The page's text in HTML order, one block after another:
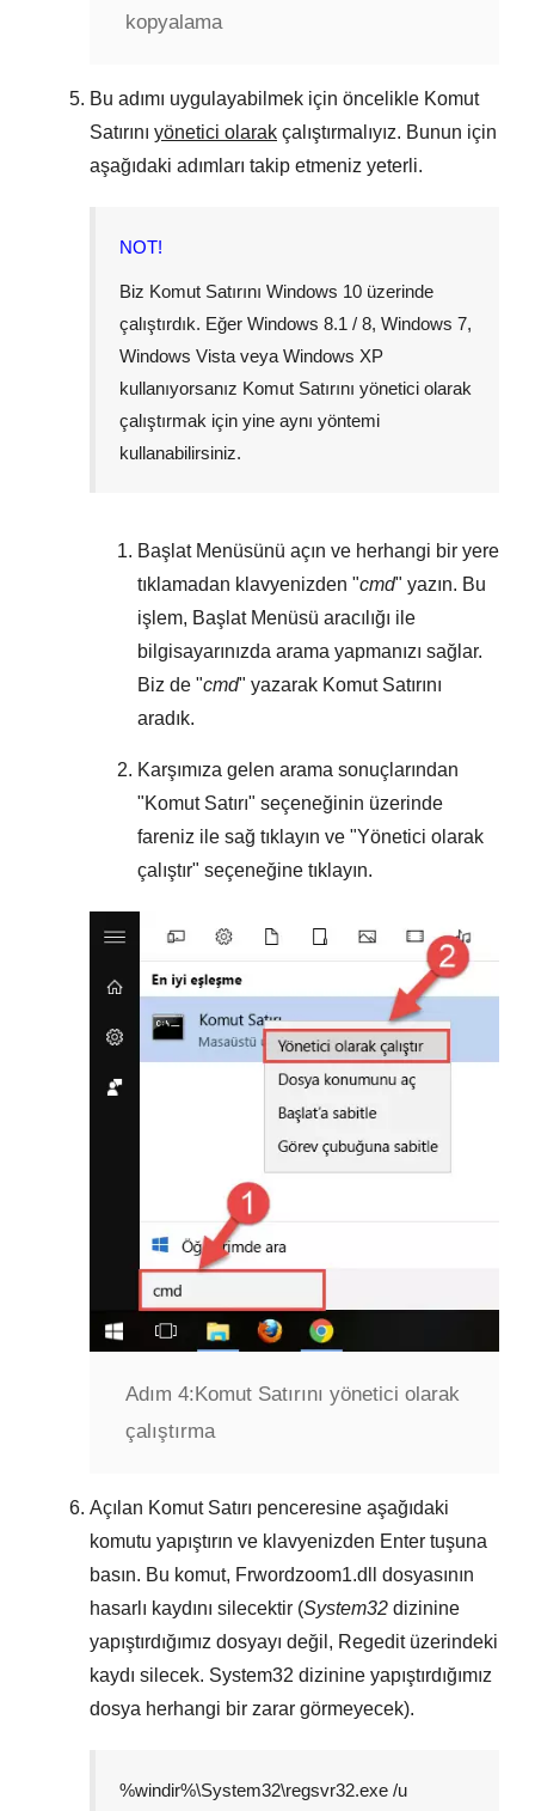
kopyalama
Bu adımı uygulayabilmek için öncelikle Komut
Satırını yönetici olarak çalıştırmalıyız. Bunun için
aşağıdaki adımları takip etmeniz yeterli.
NOT!
Biz Komut Satırını Windows 10 üzerinde
çalıştırdık. Eğer Windows 8.1 / 8, Windows 7,
Windows Vista veya Windows XP
kullanıyorsanız Komut Satırını yönetici olarak
çalıştırmak için yine aynı yöntemi
kullanabilirsiniz.
Başlat Menüsünü açın ve herhangi bir yere
tıklamadan klavyenizden "cmd" yazın. Bu
işlem, Başlat Menüsü aracılığı ile
bilgisayarınızda arama yapmanızı sağlar.
Biz de "cmd" yazarak Komut Satırını
aradık.
Karşımıza gelen arama sonuçlarından
"Komut Satırı" seçeneğinin üzerinde
fareniz ile sağ tıklayın ve "Yönetici olarak
çalıştır" seçeneğine tıklayın.
Adım 4: Komut Satırını yönetici olarak
çalıştırma
Açılan Komut Satırı penceresine aşağıdaki
komutu yapıştırın ve klavyenizden Enter tuşuna
basın. Bu komut, Frwordzoom1.dll
dosyasının
hasarlı kaydını silecektir (System32 dizinine
yapıştırdığımız dosyayı değil, Regeditüzerindeki
kaydı silecek. System32 dizinine yapıştırdığımız
dosya herhangi bir zarar görmeyecek).
%windir%\System32\regsvr32.exe /u